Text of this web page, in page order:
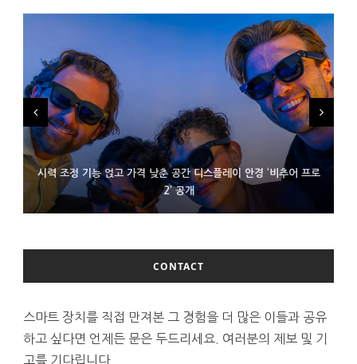
시력 조정 기능 얹고 가격 낮춘 공간 디스플레이 안경 ‘비추어 프로
2’ 공개
D램 부족에 10억달러어치 아이폰18 프로세서 패키징 대기 중
300~400달러 반지형 스피커 준비하는 오픈AI
CONTACT
스마트 장치를 직접 만져본 그 경험을 더 많은 이들과 공유
하고 싶다면 언제든 문은 두드리세요. 여러분의 제보 및 기
고를 기다립니다.